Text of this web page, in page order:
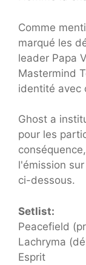
Comme
marqué les
leader Papa
Mastermind
identité avec
Ghost a
pour les
l'émission
ci-dessous.
Setlist:
Peacefield
Lachryma
Esprit